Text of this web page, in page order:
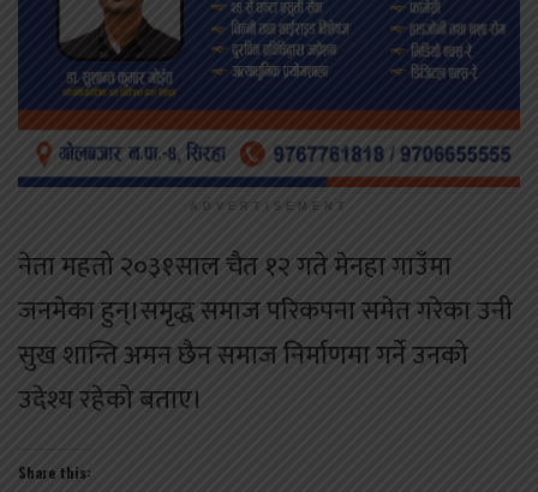
ADVERTISEMENT
नेता महतो २०३१साल चैत १२ गते मेनहा गाउँमा
जनमेका हुन्।समृद्ध समाज परिकपना समेत गरेका उनी
सुख शान्ति अमन छैन समाज निर्माणमा गर्ने उनको
उदेश्य रहेको बताए।
Share this: